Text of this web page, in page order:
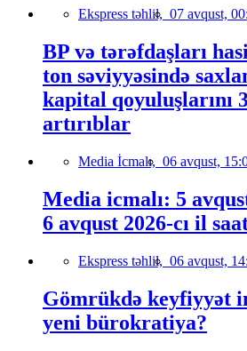
Ekspress təhlil, 07 avqust,
BP və tərəfdaşları
ton səviyyəsində
kapital qoyuluşlarını
artırıblar
Media İcmalı, 06 avqust,
Media icmalı: 5
6 avqust 2026-cı il
Ekspress təhlil, 06 avqust,
Gömrükdə keyfiyyət
yeni bürokratiya?